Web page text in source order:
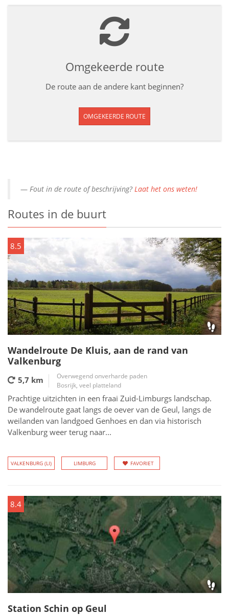
Omgekeerde route
De route aan de andere kant beginnen?
OMGEKEERDE ROUTE
Fout in de route of beschrijving?Laat het ons weten!
Routes in de buurt
8.5
Wandelroute De Kluis, aan de rand van
Valkenburg
5,7 km
Overwegend onverharde paden
Bosrijk, veel platteland
Prachtige uitzichten in een fraai Zuid-Limburgs landschap.
De wandelroute gaat langs de oever van de Geul, langs de
weilanden van landgoed Genhoes en dan via historisch
Valkenburg weer terug naar...
VALKENBURG (LI) LIMBURG FAVORIET
8.4
Station Schin op Geul